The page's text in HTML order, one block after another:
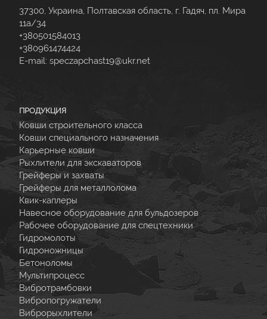
37300, Украина, Полтавская область, г. Гадяч, пл. Мира
11а/34
+380501584013
+380961474424
E-mail: speczapchast19@ukr.net
ПРОДУКЦИЯ
Ковши строительного класса
Ковши специального назначения
Карьерные ковши
Рыхлители для экскаваторов
Грейферы и захваты
Грейферы для металлолома
Квик-каплеры
Навесное оборудование для бульдозеров
Рабочее оборудование для спецтехники
Гидромолоты
Гидроножницы
Бетоноломы
Мультипроцесс
Вибротрамбовки
Вибропогружатели
Виброрыхлители